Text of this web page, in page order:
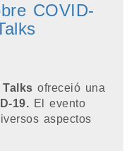
COVID-
ofreceió una
19. El evento
aspectos